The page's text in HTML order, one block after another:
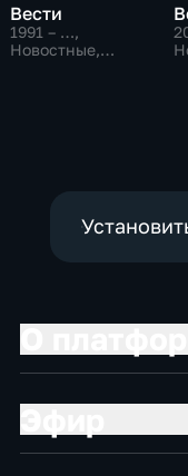
Вести
1991 – …,
Новостные,